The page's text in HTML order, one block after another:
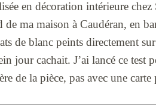
en décoration intérieure
de ma maison à Caudéran, en
de blanc peints directement
jour cachait. J’ai lancé ce test
de la pièce, pas avec une carte